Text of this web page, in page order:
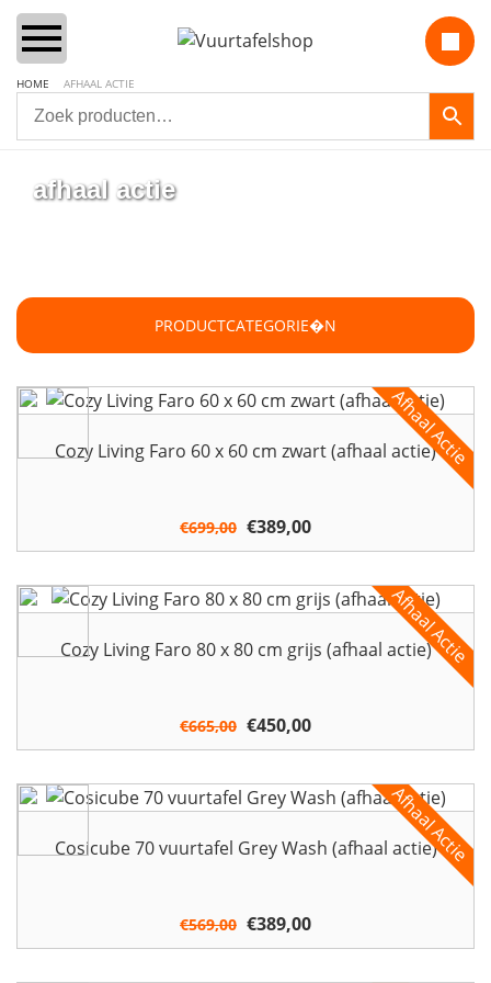
Lounge & Dining
Inbouwbranders
Vuurzuilen
Contact
HOME AFHAAL ACTIE
afhaal actie
PRODUCTCATEGORIE�N
Cozy Living Faro 60 x 60 cm zwart (afhaal actie)
€699,00 Oorspronkelijke
prijs
was:
€699,00.
€389,00
prijs
is:
€389,00.
Cozy Living Faro 80 x 80 cm grijs (afhaal actie)
€665,00 Oorspronkelijke
prijs
was:
€665,00.
€450,00
prijs
is:
€450,00.
Cosicube 70 vuurtafel Grey Wash (afhaal actie)
€569,00 Oorspronkelijke
prijs
was:
€389,00
prijs
is: